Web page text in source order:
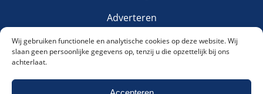
Wij gebruiken functionele en analytische cookies op deze website. Wij
slaan geen persoonlijke gegevens op, tenzij u die opzettelijk bij ons
achterlaat.
Adverteren
Disclaimer
Privacy & Cookies
Meld je aan voor onze nieuwsbrief!